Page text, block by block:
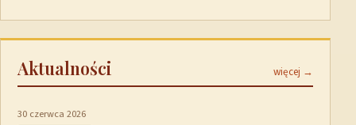
Aktualności więcej →
30 czerwca 2026